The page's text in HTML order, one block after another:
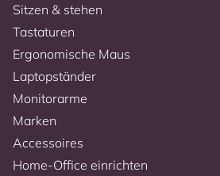
Sitzen & stehen
Tastaturen
Ergonomische Maus
Laptopständer
Monitorarme
Marken
Accessoires
Home-Office einrichten